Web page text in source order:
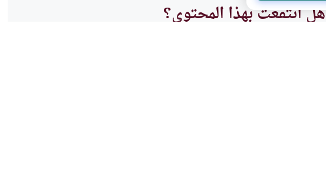
هل انتفعت بهذا المحتوى؟